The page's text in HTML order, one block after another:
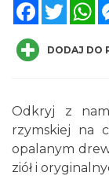
Facebook
DODAJ DO
Odkryj z
rzymskiej na
opalanym
ziół i